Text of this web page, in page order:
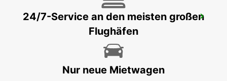
MADRID CHAMARTIN BAHNHOF
24/7-Service an den meisten großen
Flughäfen
Nur neue Mietwagen